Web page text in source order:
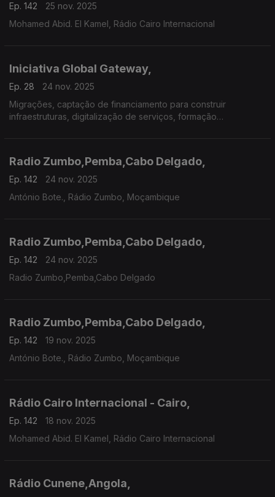
Ep. 142
25 nov. 2025
Mohamed Abid. El Kamel, Rádio Cairo Internacional
Iniciativa Global Gateway,
Ep. 28
24 nov. 2025
Migrações, captação de financiamento para construir
infraestruturas, digitalização de serviços, formação
Radio Zumbo,Pemba,Cabo Delgado,
Ep. 142
24 nov. 2025
António Bote., Rádio Zumbo, Moçambique
Radio Zumbo,Pemba,Cabo Delgado,
Ep. 142
24 nov. 2025
Radio Zumbo,Pemba,Cabo Delgado
Radio Zumbo,Pemba,Cabo Delgado,
Ep. 142
19 nov. 2025
António Bote., Rádio Zumbo, Moçambique
Rádio Cairo Internacional - Cairo,
Ep. 142
18 nov. 2025
Mohamed Abid. El Kamel, Rádio Cairo Internacional
Rádio Cunene,Angola,